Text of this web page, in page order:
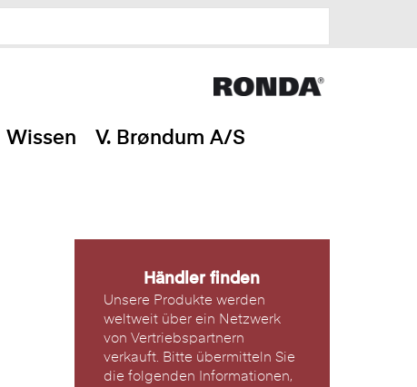
Wissen
V. Brøndum A/S
Händler finden
Unsere Produkte werden
weltweit über ein Netzwerk
von Vertriebspartnern
verkauft. Bitte übermitteln Sie
die folgenden Informationen,